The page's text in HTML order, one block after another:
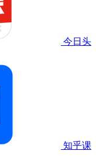
今日头
知乎课